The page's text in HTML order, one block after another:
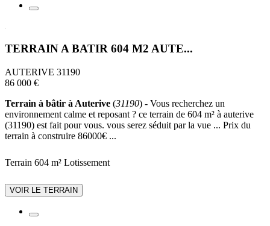
TERRAIN A BATIR 604 M2 AUTE...
AUTERIVE 31190
86 000 €
Terrain à bâtir à Auterive (31190) - Vous recherchez un
environnement calme et reposant ? ce terrain de 604 m² à auterive
(31190) est fait pour vous. vous serez séduit par la vue ... Prix du
terrain à construire 86000€ ...
Terrain 604 m² Lotissement
VOIR LE TERRAIN